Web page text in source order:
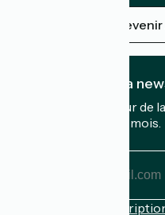
Je m'abonne à la
Recevez le meilleur de
boîte mail chaque mois.
Conditions